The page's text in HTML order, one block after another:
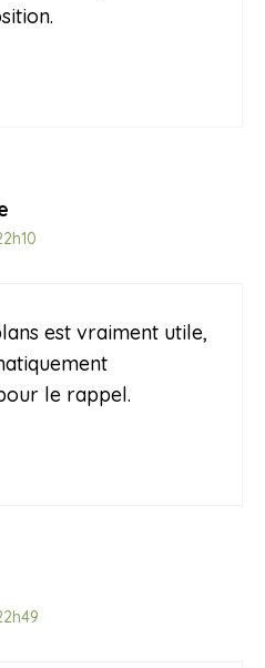
est vraiment utile,
le rappel.